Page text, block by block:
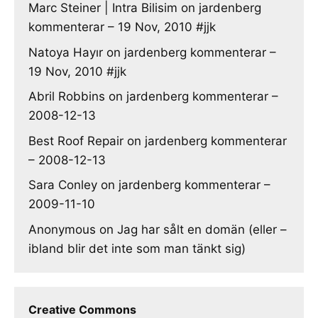
Marc Steiner | Intra Bilisim on jardenberg
kommenterar – 19 Nov, 2010 #jjk
Natoya Hayır on jardenberg kommenterar –
19 Nov, 2010 #jjk
Abril Robbins on jardenberg kommenterar –
2008-12-13
Best Roof Repair on jardenberg kommenterar
– 2008-12-13
Sara Conley on jardenberg kommenterar –
2009-11-10
Anonymous on Jag har sålt en domän (eller –
ibland blir det inte som man tänkt sig)
Creative Commons